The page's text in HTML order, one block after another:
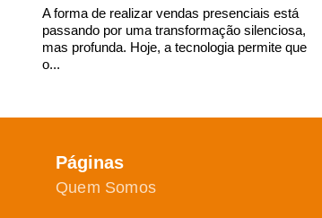
A forma de realizar vendas presenciais está
passando por uma transformação silenciosa,
mas profunda. Hoje, a tecnologia permite que
o...
Páginas
Quem Somos